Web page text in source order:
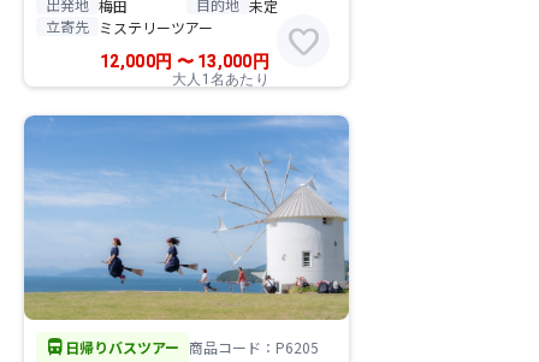
出発地 梅田 目的地 未定
立寄先 ミステリーツアー
12,000円 〜13,000 円
大人1名あたり
favorite
directions_bus 日帰りバスツアー 商品コード：P6205